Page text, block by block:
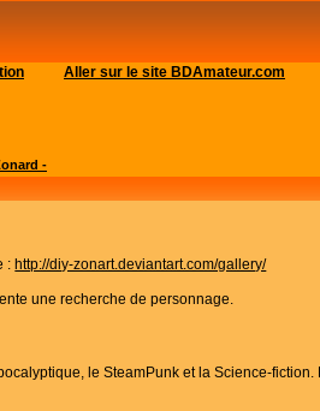
Aller sur le site BDAmateur.com
-
:http://diy-zonart.deviantart.com/gallery/
une recherche de personnage.
le SteamPunk et la Science-fiction.